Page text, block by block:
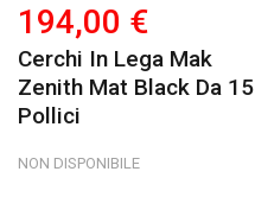
194,00 €
Cerchi In Lega Mak
Zenith Mat Black Da 15
Pollici
NON DISPONIBILE